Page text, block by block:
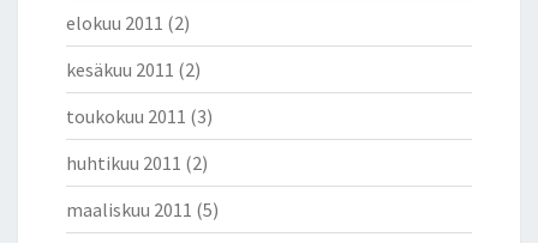
elokuu 2011 (2)
kesäkuu 2011 (2)
toukokuu 2011 (3)
huhtikuu 2011 (2)
maaliskuu 2011 (5)